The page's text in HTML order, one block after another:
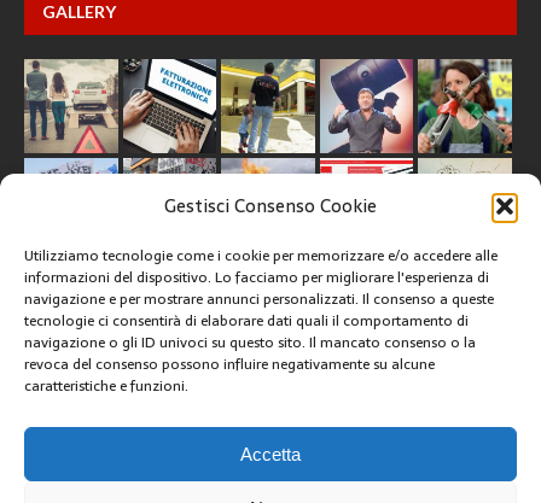
Gestisci Consenso Cookie
Utilizziamo tecnologie come i cookie per memorizzare e/o accedere alle
informazioni del dispositivo. Lo facciamo per migliorare l'esperienza di
navigazione e per mostrare annunci personalizzati. Il consenso a queste
tecnologie ci consentirà di elaborare dati quali il comportamento di
navigazione o gli ID univoci su questo sito. Il mancato consenso o la
revoca del consenso possono influire negativamente su alcune
caratteristiche e funzioni.
Accetta
GALLERY
CREATIVE COMMONS
Questa opera è concessa in licenza con i termini